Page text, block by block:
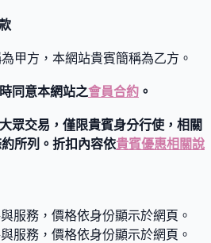
甲方，本網站貴賓簡稱為乙方。
同意本網站之會員合約 。
眾交易，僅限貴賓身分行使，相關
所列。 折扣內容依貴賓優惠相關說
服務，價格依身份顯示於網頁。
服務，價格依身份顯示於網頁。